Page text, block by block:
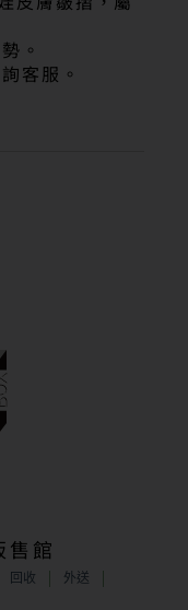
。
客服。
館
回收 外送